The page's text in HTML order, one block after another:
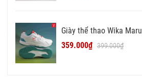
Giày thể thao Wika Maru
359.000₫ 399.000₫